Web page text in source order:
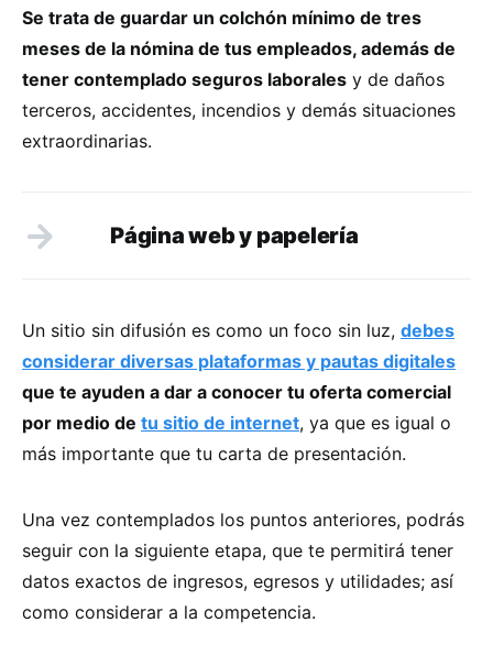
Se trata de guardar un colchón mínimo de tres
meses de la nómina de tus empleados, además de
tener contemplado seguros laborales y de daños
terceros, accidentes, incendios y demás situaciones
extraordinarias.
Página web y papelería
Un sitio sin difusión es como un foco sin luz, debes
considerar diversas plataformas y pautas digitales
que te ayuden a dar a conocer tu oferta comercial
por medio de tu sitio de internet, ya que es igual o
más importante que tu carta de presentación.
Una vez contemplados los puntos anteriores, podrás
seguir con la siguiente etapa, que te permitirá tener
datos exactos de ingresos, egresos y utilidades; así
como considerar a la competencia.